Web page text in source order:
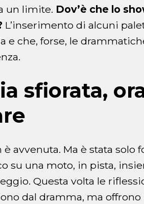
un limite. Dov’è che lo
L’inserimento di alcuni
e che, forse, le
sfiorata,
è avvenuta. Ma è stata
su una moto, in pista,
Questa volta le
dal dramma, ma